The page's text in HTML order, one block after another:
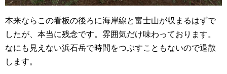
本来ならこの看板の後ろに海岸線と富士山が収まるはずで
したが、本当に残念です。雰囲気だけ味わっております。
なにも見えない浜石岳で時間をつぶすこともないので退散
します。